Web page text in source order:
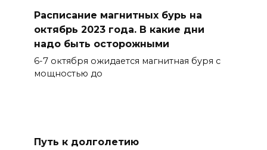
Расписание магнитных бурь на
октябрь 2023 года. В какие дни
надо быть осторожными
6-7 октября ожидается магнитная буря с
мощностью до
Путь к долголетию